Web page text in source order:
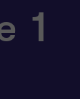
1